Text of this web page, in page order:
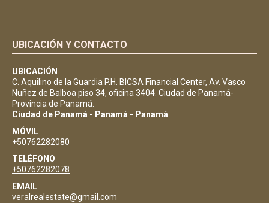
UBICACIÓN Y CONTACTO
UBICACIÓN
C. Aquilino de la Guardia P.H. BICSA Financial Center, Av. Vasco
Nuñez de Balboa piso 34, oficina 3404. Ciudad de Panamá-
Provincia de Panamá.
Ciudad de Panamá - Panamá - Panamá
MÓVIL
+50762282080
TELÉFONO
+50762282078
EMAIL
veralrealestate@gmail.com